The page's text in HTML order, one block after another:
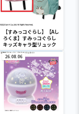
【すみっコぐらし】【Aし
ろくま】すみっコぐらし
キッズキャラ型リュック
26.08.06